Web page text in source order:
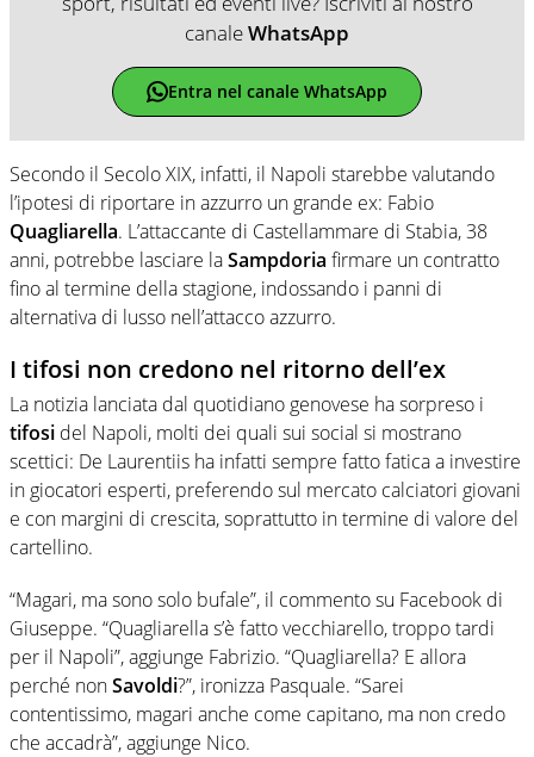
canaleWhatsApp
Entra nel canale WhatsApp
Secondo il Secolo XIX, infatti, il Napoli starebbe valutando
l’ipotesi di riportare in azzurro un grande ex: Fabio
Quagliarella. L’attaccante di Castellammare di Stabia, 38
anni, potrebbe lasciare laSampdoria firmare un contratto
fino al termine della stagione, indossando i panni di
alternativa di lusso nell’attacco azzurro.
I tifosi non credono nel ritorno dell’ex
La notizia lanciata dal quotidiano genovese ha sorpreso i
tifosi del Napoli, molti dei quali sui social si mostrano
scettici: De Laurentiis ha infatti sempre fatto fatica a investire
in giocatori esperti, preferendo sul mercato calciatori giovani
e con margini di crescita, soprattutto in termine di valore del
cartellino.
“Magari, ma sono solo bufale”, il commento su Facebook di
Giuseppe. “Quagliarella s’è fatto vecchiarello, troppo tardi
per il Napoli”, aggiunge Fabrizio. “Quagliarella? E allora
perché nonSavoldi?”, ironizza Pasquale. “Sarei
contentissimo, magari anche come capitano, ma non credo
che accadrà”, aggiunge Nico.